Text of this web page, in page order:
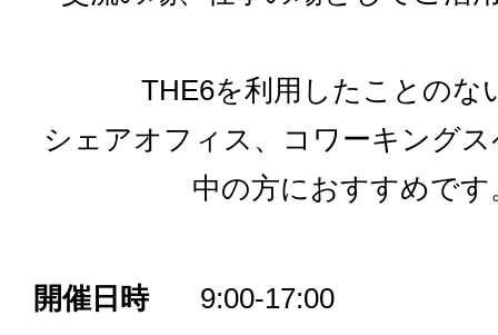
THE6を利用したことのな
シェアオフィス、コワーキング
中の方におすすめです
開催日時 9:00-17:00